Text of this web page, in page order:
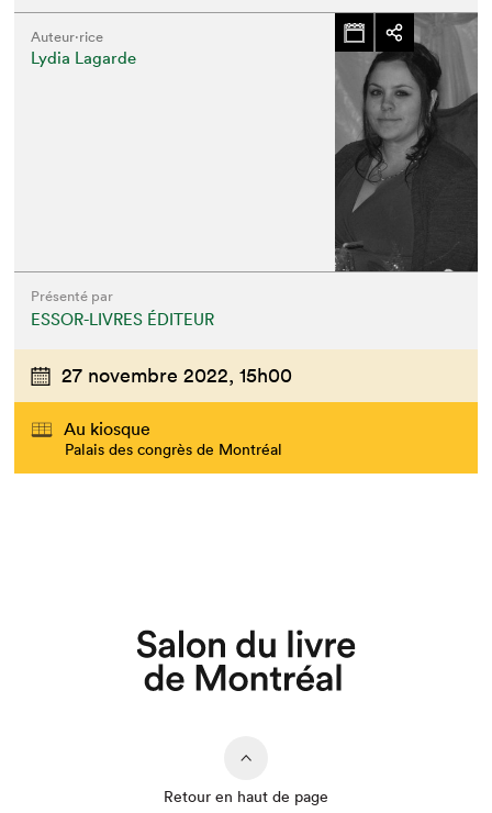
Auteur·rice
Lydia Lagarde
Présenté par
ESSOR-LIVRES ÉDITEUR
27 novembre 2022, 15h00
Au kiosque
Palais des congrès de Montréal
Retour en haut de page